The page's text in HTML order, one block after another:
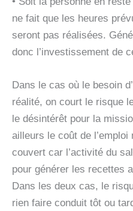
ne fait que les heures
seront pas réalisées.
donc l’investissement de
Dans le cas où le besoin
réalité, on court le risque
le désintérêt pour la
ailleurs le coût de l’emploi
couvert car l’activité du
pour générer les recettes
Dans les deux cas, le
rien faire conduit tôt ou